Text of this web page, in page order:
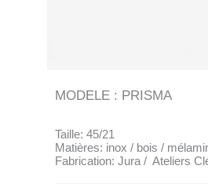
MODELE : PRISMA
Taille: 45/21
Matières: inox / bois /
Fabrication: Jura / Ateliers